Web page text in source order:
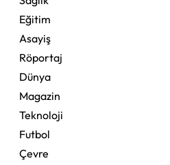
Eğitim
Asayiş
Röportaj
Dünya
Magazin
Teknoloji
Futbol
Çevre